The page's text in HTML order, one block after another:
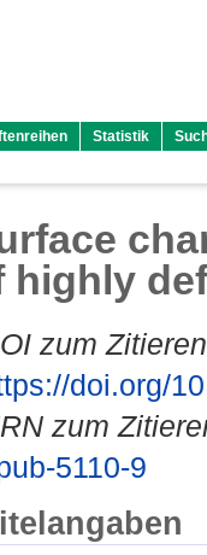
Statistik
highly
zum
doi.org/
zum
5110-9